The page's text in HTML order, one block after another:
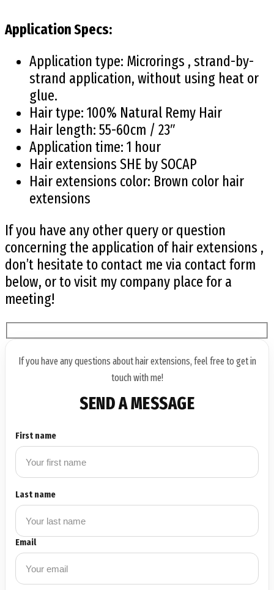
Application Specs:
Application type: Microrings , strand-by-
strand application, without using heat or
glue.
Hair type: 100% Natural Remy Hair
Hair length: 55-60cm / 23″
Application time: 1 hour
Hair extensions SHE by SOCAP
Hair extensions color: Brown color hair
extensions
If you have any other query or question
concerning the application of hair extensions ,
don’t hesitate to contact me via contact form
below, or to visit my company place for a
meeting!
If you have any questions about hair extensions, feel free to get in
touch with me!
SEND A MESSAGE
First name
Last name
Email